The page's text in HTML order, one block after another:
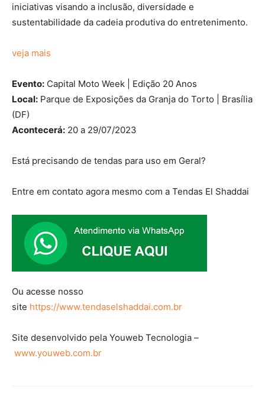
iniciativas visando a inclusão, diversidade e
sustentabilidade da cadeia produtiva do entretenimento.
veja mais
Evento: Capital Moto Week | Edição 20 Anos
Local: Parque de Exposições da Granja do Torto | Brasília
(DF)
Acontecerá: 20 a 29/07/2023
Está precisando de tendas para uso em Geral?
Entre em contato agora mesmo com a Tendas El Shaddai
Ou acesse nosso
site https://www.tendaselshaddai.com.br
Site desenvolvido pela Youweb Tecnologia –
www.youweb.com.br